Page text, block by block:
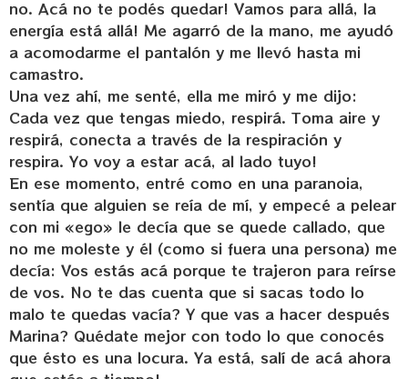
no. Acá no te podés quedar! Vamos para allá, la
energía está allá! Me agarró de la mano, me ayudó
a acomodarme el pantalón y me llevó hasta mi
camastro.
Una vez ahí, me senté, ella me miró y me dijo:
Cada vez que tengas miedo, respirá. Toma aire y
respirá, conecta a través de la respiración y
respira. Yo voy a estar acá, al lado tuyo!
En ese momento, entré como en una paranoia,
sentía que alguien se reía de mí, y empecé a pelear
con mi «ego» le decía que se quede callado, que
no me moleste y él (como si fuera una persona) me
decía: Vos estás acá porque te trajeron para reírse
de vos. No te das cuenta que si sacas todo lo
malo te quedas vacía? Y que vas a hacer después
Marina? Quédate mejor con todo lo que conocés
que ésto es una locura. Ya está, salí de acá ahora